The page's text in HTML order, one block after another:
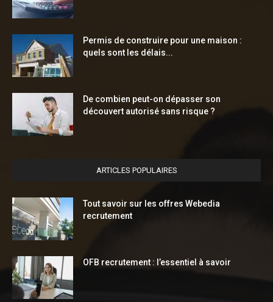
Permis de construire pour une maison :
quels sont les délais...
De combien peut-on dépasser son
découvert autorisé sans risque ?
ARTICLES POPULAIRES
Tout savoir sur les offres Webedia
recrutement
OFB recrutement : l’essentiel à savoir